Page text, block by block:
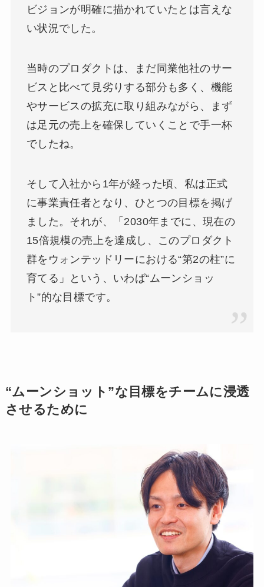
ビジョンが明確に描かれていたとは言えな
い状況でした。
当時のプロダクトは、まだ同業他社のサー
ビスと比べて見劣りする部分も多く、機能
やサービスの拡充に取り組みながら、まず
は足元の売上を確保していくことで手一杯
でしたね。
そして入社から1年が経った頃、私は正式
に事業責任者となり、ひとつの目標を掲げ
ました。それが、「2030年までに、現在の
15倍規模の売上を達成し、このプロダクト
群をウォンテッドリーにおける“第2の柱”に
育てる」という、いわば“ムーンショッ
ト”的な目標です。
“ムーンショット”な目標をチームに浸透
させるために